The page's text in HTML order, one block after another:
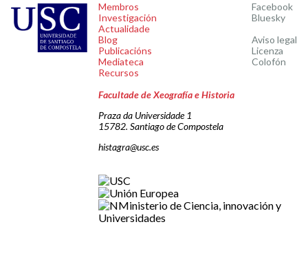
Membros
Investigación
Actualidade
Blog
Publicacións
Mediateca
Recursos
Facebook
Bluesky
Aviso legal
Licenza
Colofón
Facultade de Xeografía e Historia
Praza da Universidade 1
15782. Santiago de Compostela
histagra@usc.es